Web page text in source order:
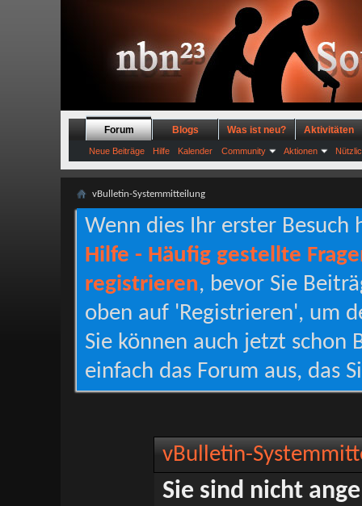
Forum
Neue Beiträge Hilfe Kalender Community Aktionen
Blogs Was ist neu? Aktivitäten
vBulletin-Systemmitteilung
Wenn dies Ihr erster Besuch
Hilfe - Häufig gestellte
registrieren, bevor Sie
oben auf 'Registrieren', um
Sie können auch jetzt schon
einfach das Forum aus, das
vBulletin-
Sie sind nicht